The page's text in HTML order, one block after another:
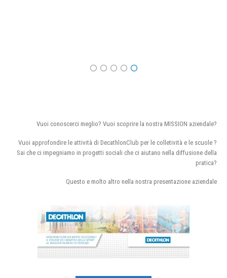
Vuoi conoscerci meglio? Vuoi scoprire la nostra MISSION aziendale?
Vuoi approfondire le attività di DecathlonClub per le colletività e le scuole ?
Sai che ci impegniamo in progetti sociali che ci aiutano nella diffusione della
pratica?
Questo e molto altro nella nostra presentazione aziendale